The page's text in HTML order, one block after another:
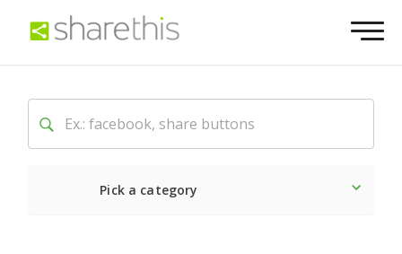
Pick a category